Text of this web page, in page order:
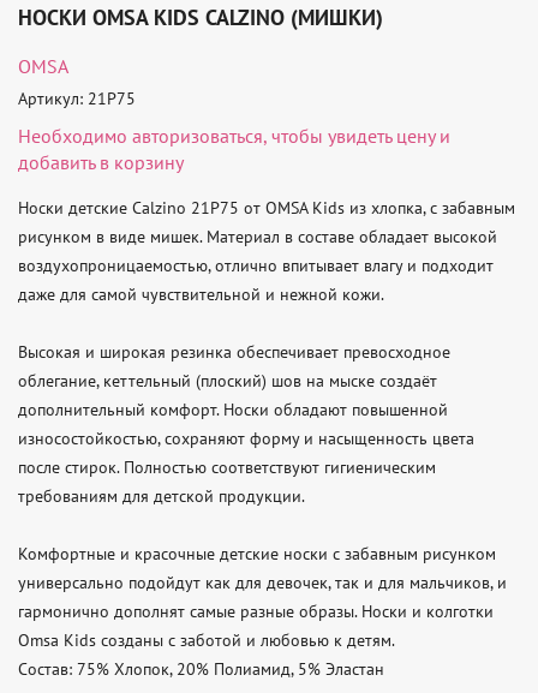
НОСКИ OMSA KIDS CALZINO (МИШКИ)
OMSA
Артикул: 21P75
Необходимо авторизоваться, чтобы увидеть цену и
добавить в корзину
Носки детские Calzino 21P75 от OMSA Kids из хлопка, с забавным
рисунком в виде мишек. Материал в составе обладает высокой
воздухопроницаемостью, отлично впитывает влагу и подходит
даже для самой чувствительной и нежной кожи.
Высокая и широкая резинка обеспечивает превосходное
облегание, кеттельный (плоский) шов на мыске создаёт
дополнительный комфорт. Носки обладают повышенной
износостойкостью, сохраняют форму и насыщенность цвета
после стирок. Полностью соответствуют гигиеническим
требованиям для детской продукции.
Комфортные и красочные детские носки с забавным рисунком
универсально подойдут как для девочек, так и для мальчиков, и
гармонично дополнят самые разные образы. Носки и колготки
Omsa Kids созданы с заботой и любовью к детям.
Состав: 75% Хлопок, 20% Полиамид, 5% Эластан